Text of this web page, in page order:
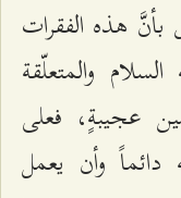
هذه الفقرات
والمتعلّقة
عجيبةٍ، فعلى
وأن يعمل